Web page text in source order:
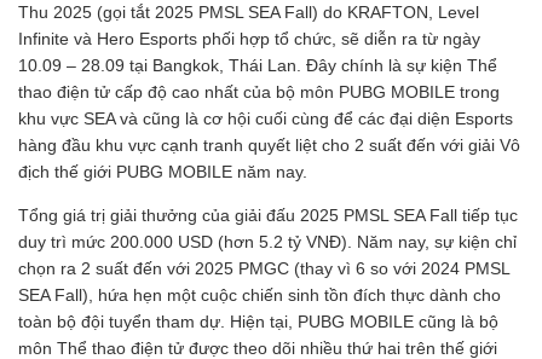
Thu 2025 (gọi tắt 2025 PMSL SEA Fall) do KRAFTON, Level
Infinite và Hero Esports phối hợp tổ chức, sẽ diễn ra từ ngày
10.09 – 28.09 tại Bangkok, Thái Lan. Đây chính là sự kiện Thể
thao điện tử cấp độ cao nhất của bộ môn PUBG MOBILE trong
khu vực SEA và cũng là cơ hội cuối cùng để các đại diện Esports
hàng đầu khu vực cạnh tranh quyết liệt cho 2 suất đến với giải Vô
địch thế giới PUBG MOBILE năm nay.
Tổng giá trị giải thưởng của giải đấu 2025 PMSL SEA Fall tiếp tục
duy trì mức 200.000 USD (hơn 5.2 tỷ VNĐ). Năm nay, sự kiện chỉ
chọn ra 2 suất đến với 2025 PMGC (thay vì 6 so với 2024 PMSL
SEA Fall), hứa hẹn một cuộc chiến sinh tồn đích thực dành cho
toàn bộ đội tuyển tham dự. Hiện tại, PUBG MOBILE cũng là bộ
môn Thể thao điện tử được theo dõi nhiều thứ hai trên thế giới